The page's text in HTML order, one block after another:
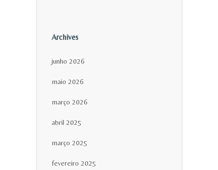
Archives
junho 2026
maio 2026
março 2026
abril 2025
março 2025
fevereiro 2025